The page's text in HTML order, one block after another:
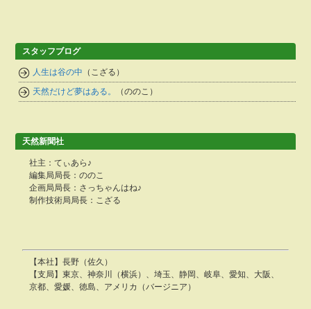
スタッフブログ
人生は谷の中 （こざる）
天然だけど夢はある。
（ののこ）
天然新聞社
社主：てぃあら♪
編集局局長：ののこ
企画局局長：さっちゃんはね♪
制作技術局局長：こざる
【本社】長野（佐久）
【支局】東京、神奈川（横浜）、埼玉、静岡、岐阜、愛知、大阪、
京都、愛媛、徳島、アメリカ（バージニア）